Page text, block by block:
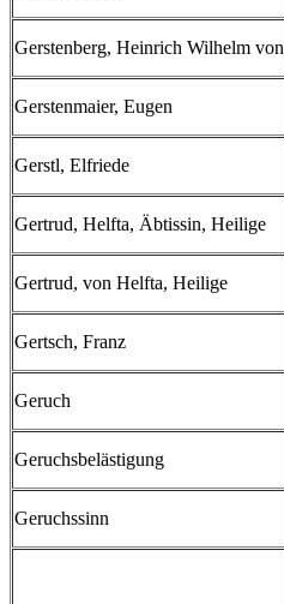
Gerstenberg, Heinrich Wilhelm von
Gerstenmaier, Eugen
Gerstl, Elfriede
Gertrud, Helfta, Äbtissin, Heilige
Gertrud, von Helfta, Heilige
Gertsch, Franz
Geruch
Geruchsbelästigung
Geruchssinn